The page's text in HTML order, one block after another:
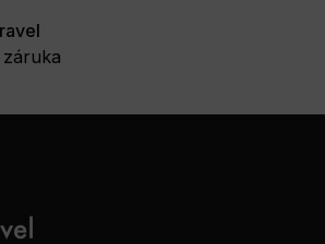
záruka